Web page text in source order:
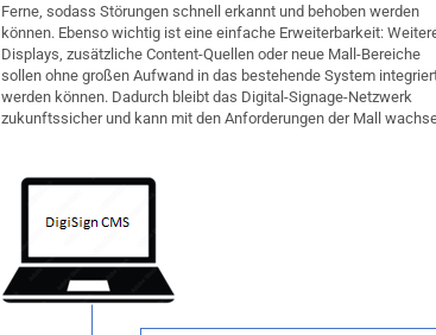
Ferne, sodass Störungen schnell erkannt und behoben werden
können. Ebenso wichtig ist eine einfache Erweiterbarkeit:
Displays, zusätzliche Content-Quellen oder neue Mall-Bereiche
sollen ohne großen Aufwand in das bestehende System
werden können. Dadurch bleibt das Digital-Signage-Netzwerk
zukunftssicher und kann mit den Anforderungen der Mall